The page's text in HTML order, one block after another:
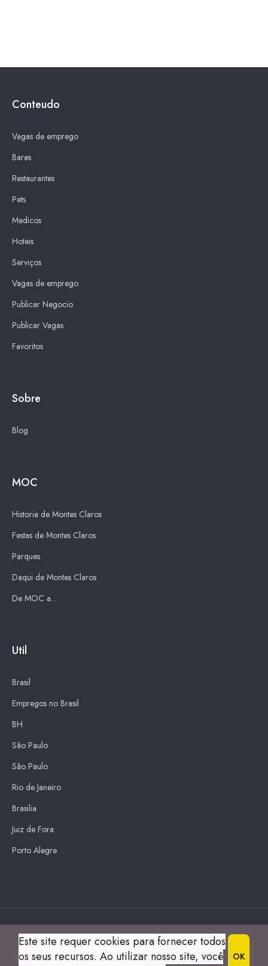
Conteudo
Vagas de emprego
Bares
Restaurantes
Pets
Medicos
Hoteis
Serviços
Vagas de emprego
Publicar Negocio
Publicar Vagas
Favoritos
Sobre
Blog
MOC
Historia de Montes Claros
Festas de Montes Claros
Parques
Daqui de Montes Claros
De MOC a...
Util
Brasil
Empregos no Brasil
BH
São Paulo
São Paulo
Rio de Janeiro
Brasilia
Juiz de Fora
Porto Alegre
© 2004 Guia Montes Claros All Right Reserved.
Blue Sky s
Este site requer cookies para fornecer todos
os seus recursos. Ao utilizar nosso site, você
OK